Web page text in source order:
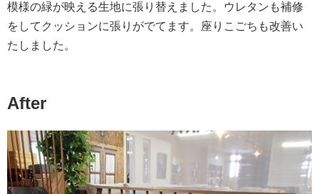
模様の緑が映える生地に張り替えました。ウレタンも補修
をしてクッションに張りがでてます。座りこごちも改善い
たしました。
After